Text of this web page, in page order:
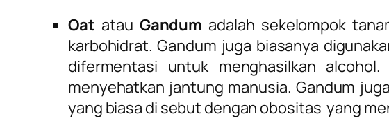
Oat atau Gandum adalah sekelompok
karbohidrat. Gandum juga biasanya
difermentasi untuk menghasilkan
menyehatkan jantung manusia. Gandum
yang biasa di sebut dengan obositas yang